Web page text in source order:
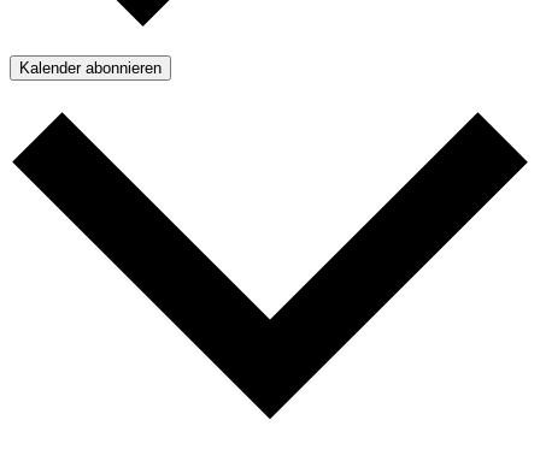
Kalender abonnieren